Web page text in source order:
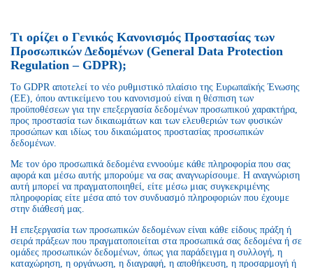
Τι ορίζει ο Γενικός Κανονισμός Προστασίας των
Προσωπικών Δεδομένων (General Data Protection
Regulation – GDPR);
Το GDPR αποτελεί το νέο ρυθμιστικό πλαίσιο της Ευρωπαϊκής Ένωσης
(ΕΕ), όπου αντικείμενο του κανονισμού είναι η θέσπιση των
προϋποθέσεων για την επεξεργασία δεδομένων προσωπικού χαρακτήρα,
προς προστασία των δικαιωμάτων και των ελευθεριών των φυσικών
προσώπων και ιδίως του δικαιώματος προστασίας προσωπικών
δεδομένων.
Με τον όρο προσωπικά δεδομένα εννοούμε κάθε πληροφορία που σας
αφορά και μέσω αυτής μπορούμε να σας αναγνωρίσουμε. Η αναγνώριση
αυτή μπορεί να πραγματοποιηθεί, είτε μέσω μιας συγκεκριμένης
πληροφορίας είτε μέσα από τον συνδυασμό πληροφοριών που έχουμε
στην διάθεσή μας.
Η επεξεργασία των προσωπικών δεδομένων είναι κάθε είδους πράξη ή
σειρά πράξεων που πραγματοποιείται στα προσωπικά σας δεδομένα ή σε
ομάδες προσωπικών δεδομένων, όπως για παράδειγμα η συλλογή, η
καταχώρηση, η οργάνωση, η διαγραφή, η αποθήκευση, η προσαρμογή ή